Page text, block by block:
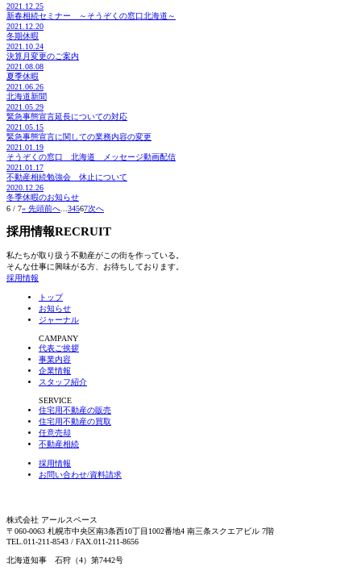
2021.12.25
新春相続セミナー ～そうぞくの窓口北海道～
2021.12.20
冬期休暇
2021.10.24
決算月変更のご案内
2021.08.08
夏季休暇
2021.06.26
北海道新聞
2021.05.29
緊急事態宣言延長についての対応
2021.05.15
緊急事態宣言に関しての業務内容の変更
2021.01.19
そうぞくの窓口 北海道 メッセージ動画配信
2021.01.17
不動産相続勉強会 休止について
2020.12.26
冬季休暇のお知らせ
6 / 7« 先頭前へ 34567次へ
採用情報RECRUIT
私たちが取り扱う不動産がこの街を作っている。
そんな仕事に興味がる方、お待ちしております。
採用情報
トップ
お知らせ
ジャーナル
CAMPANY
代表ご挨拶
事業内容
企業情報
スタッフ紹介
SERVICE
住宅用不動産の販売
住宅用不動産の買取
任意売却
不動産相続
採用情報
お問い合わせ/資料請求
株式会社 アールスペース
〒060-0063 札幌市中央区南3条西10丁目1002番地4 南三条スクエアビル 7階
TEL.011-211-8543 / FAX.011-211-8656
北海道知事 石狩（4）第7442号